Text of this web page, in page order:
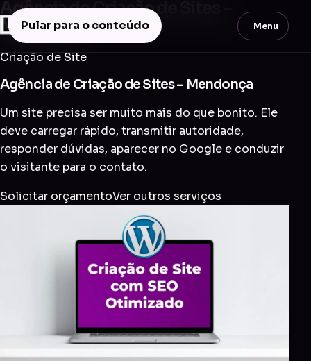
Pular para o conteúdo Menu
Agência de Criação de Sites –
Mendonça
Criação de Site
Agência de Criação de Sites – Mendonça
Um site precisa ser muito mais do que bonito. Ele
deve carregar rápido, transmitir autoridade,
responder dúvidas, aparecer no Google e conduzir
o visitante para o contato.
Solicitar orçamentoVer outros serviços